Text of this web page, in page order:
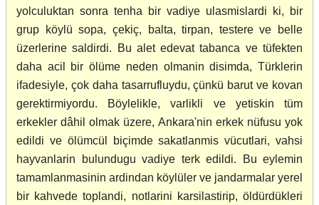
yolculuktan sonra tenha bir vadiye ulasmislardi ki, bir
grup köylü sopa, çekiç, balta, tirpan, testere ve belle
üzerlerine saldirdi. Bu alet edevat tabanca ve tüfekten
daha acil bir ölüme neden olmanin disimda, Türklerin
ifadesiyle, çok daha tasarrufluydu, çünkü barut ve kovan
gerektirmiyordu. Böylelikle, varlikli ve yetiskin tüm
erkekler dâhil olmak üzere, Ankara'nin erkek nüfusu yok
edildi ve ölümcül biçimde sakatlanmis vücutlari, vahsi
hayvanlarin bulundugu vadiye terk edildi. Bu eylemin
tamamlanmasinin ardindan köylüler ve jandarmalar yerel
bir kahvede toplandi, notlarini karsilastirip, öldürdükleri